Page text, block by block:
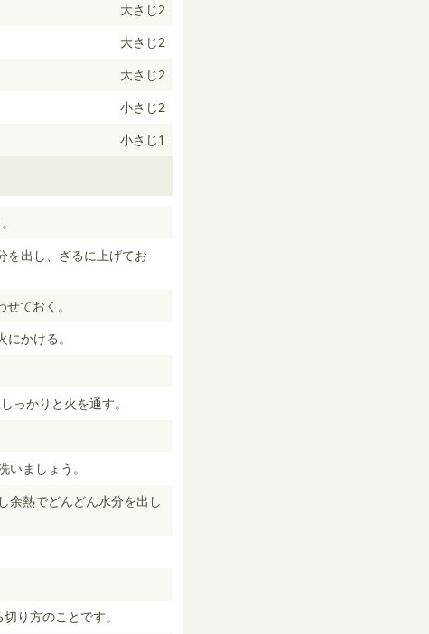
大さじ2
大さじ2
大さじ2
小さじ2
小さじ1
を出し、ざるに上げてお
ておく。
かける。
っかりと火を通す。
ましょう。
余熱でどんどん水分を出し
り方のことです。